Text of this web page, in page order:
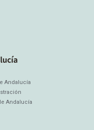
Andalucía
Andalucía